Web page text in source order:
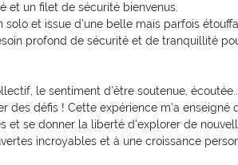
et un filet de sécurité bienvenus.
solo et issue d'une belle mais parfois
profond de sécurité et de tranquillité
le sentiment d'être soutenue,
des défis ! Cette expérience m'a enseigné
et se donner la liberté d'explorer de
incroyables et à une croissance